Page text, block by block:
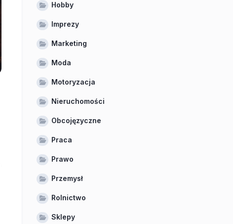
Hobby
Imprezy
Marketing
Moda
Motoryzacja
Nieruchomości
Obcojęzyczne
Praca
Prawo
Przemysł
Rolnictwo
Sklepy